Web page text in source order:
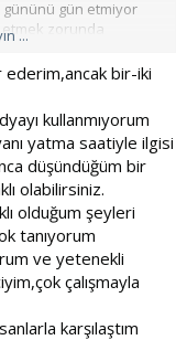
gününü gün etmiyor
zorunda
sonra anladım ki
sorunu çözmeye
Nimet sayanda var !!
diye
Villa muhabbetini
her şeyi anladım
Ağlamaların
biriyle kıyaslama ya
...
bir-iki
kullanmıyorum
yatma saatiyle ilgisi
düşündüğüm bir
olabilirsiniz.
olduğum şeyleri
tanıyorum
ve yetenekli
çalışmayla
karşılaştım